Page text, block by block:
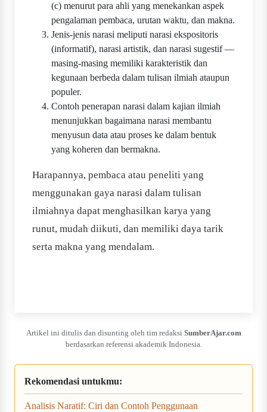
(c) menurut para ahli yang menekankan aspek
pengalaman pembaca, urutan waktu, dan makna.
Jenis-jenis narasi meliputi narasi ekspositoris
(informatif), narasi artistik, dan narasi sugestif —
masing-masing memiliki karakteristik dan
kegunaan berbeda dalam tulisan ilmiah ataupun
populer.
Contoh penerapan narasi dalam kajian ilmiah
menunjukkan bagaimana narasi membantu
menyusun data atau proses ke dalam bentuk
yang koheren dan bermakna.
Harapannya, pembaca atau peneliti yang
menggunakan gaya narasi dalam tulisan
ilmiahnya dapat menghasilkan karya yang
runut, mudah diikuti, dan memiliki daya tarik
serta makna yang mendalam.
Artikel ini ditulis dan disunting oleh tim redaksi SumberAjar.com
berdasarkan referensi akademik Indonesia.
Rekomendasi untukmu:
Analisis Naratif: Ciri dan Contoh Penggunaan